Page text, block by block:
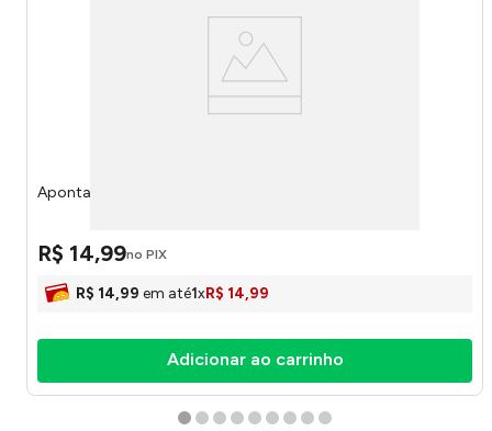
Apontador Capyclub 390534 - Tilibra
R$ 14,99no PIX
R$ 14,99 em até1xR$ 14,99
Adicionar ao carrinho